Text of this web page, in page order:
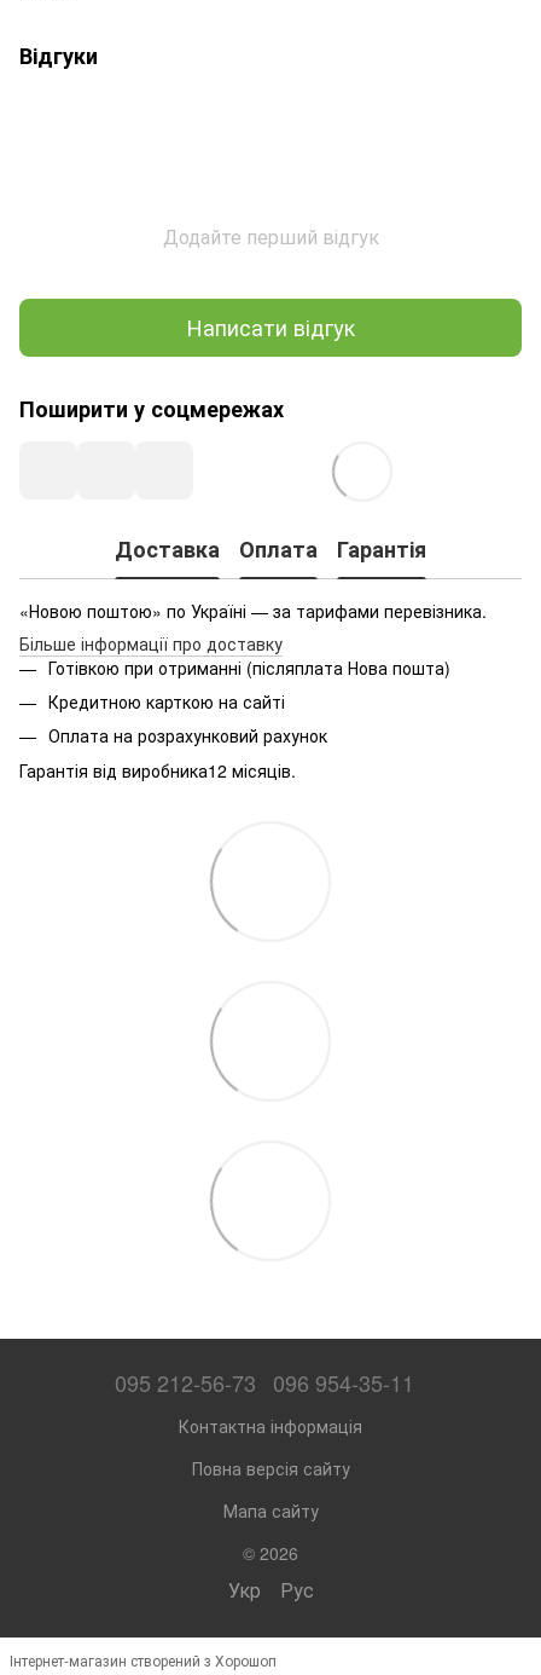
Відгуки
Додайте перший відгук
Написати відгук
Поширити у соцмережах
Доставка Оплата Гарантія
«Новою поштою» по Україні — за тарифами перевізника.
Більше інформації про доставку
Готівкою при отриманні (післяплата Нова пошта)
Кредитною карткою на сайті
Оплата на розрахунковий рахунок
Гарантія від виробника12 місяців.
095 212-56-73 096 954-35-11
Контактна інформація
Повна версія сайту
Мапа сайту
© 2026
Укр Рус
Інтернет-магазин створений з Хорошоп